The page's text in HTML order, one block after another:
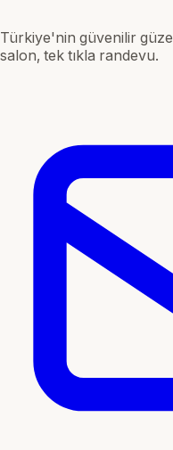
Türkiye'nin güvenilir
salon, tek tıkla randevu.